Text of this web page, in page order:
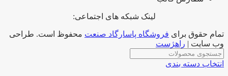
لینک شبکه های اجتماعی:
تمام حقوق برای فروشگاه پاسارگاد صنعت محفوظ است. طراحی
وب سایت | راهژست
انتخاب دسته بندی